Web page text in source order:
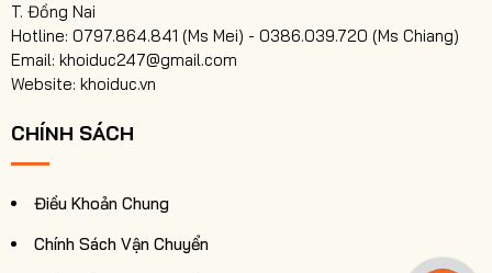
T. Đồng Nai
Hotline: 0797.864.841 (Ms Mei) - 0386.039.720 (Ms Chiang)
Email: khoiduc247@gmail.com
Website: khoiduc.vn
CHÍNH SÁCH
Điều Khoản Chung
Chính Sách Vận Chuyển